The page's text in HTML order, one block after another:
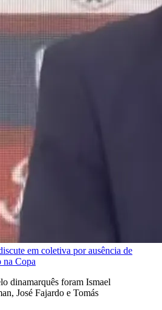
em coletiva por ausência de
na Copa
dinamarquês foram Ismael
José Fajardo e Tomás